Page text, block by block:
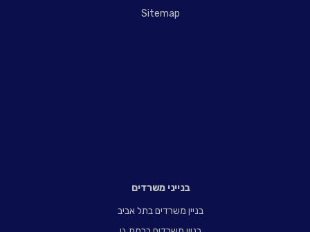
Sitemap
בנייני משרדים
בניין משרדים בתל אביב